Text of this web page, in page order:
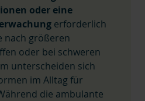
oder eine
erforderlich
nach größeren
oder bei schweren
unterscheiden sich
im Alltag für
die ambulante